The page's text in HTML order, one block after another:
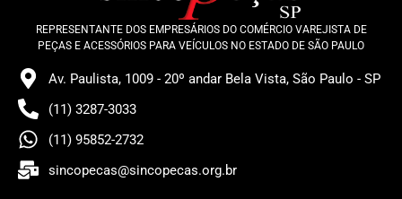
REPRESENTANTE DOS EMPRESÁRIOS DO COMÉRCIO VAREJISTA DE
PEÇAS E ACESSÓRIOS PARA VEÍCULOS NO ESTADO DE SÃO PAULO
Av. Paulista, 1009 - 20º andar Bela Vista, São Paulo - SP
(11) 3287-3033
(11) 95852-2732
sincopecas@sincopecas.org.br